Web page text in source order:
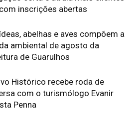
inscrições abertas
abelhas e aves compõem a
ambiental de agosto da
de Guarulhos
Histórico recebe roda de
com o turismólogo Evanir
Penna